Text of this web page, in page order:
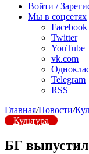
радио
Войти /
Мы в соцсетях
Facebook
Twitter
YouTube
vk.com
Telegram
RSS
Главная/Новости/
Культура
БГ